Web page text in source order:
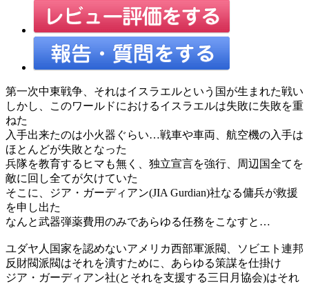
第一次中東戦争、それはイスラエルという国が生まれた戦い
しかし、このワールドにおけるイスラエルは失敗に失敗を重
ねた
入手出来たのは小火器ぐらい…戦車や車両、航空機の入手は
ほとんどが失敗となった
兵隊を教育するヒマも無く、独立宣言を強行、周辺国全てを
敵に回し全てが欠けていた
そこに、ジア・ガーディアン(JIA Gurdian)社なる傭兵が救援
を申し出た
なんと武器弾薬費用のみであらゆる任務をこなすと…
ユダヤ人国家を認めないアメリカ西部軍派閥、ソビエト連邦
反財閥派閥はそれを潰すために、あらゆる策謀を仕掛け
ジア・ガーディアン社(とそれを支援する三日月協会)はそれ